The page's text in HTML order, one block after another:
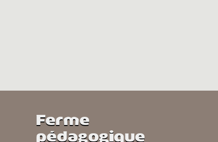
Ferme
pédagogique